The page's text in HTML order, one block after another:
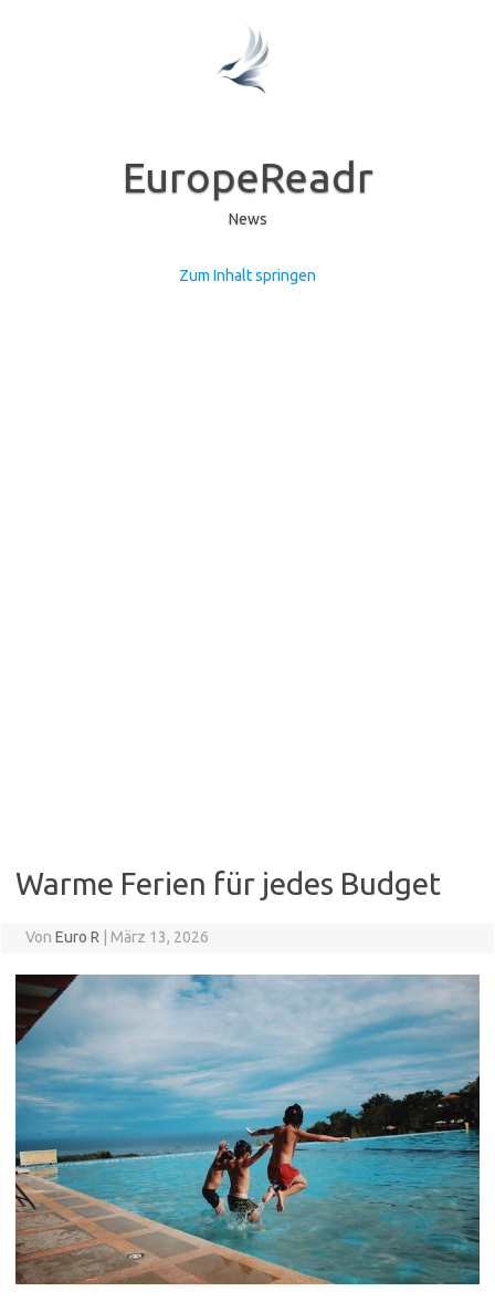
EuropeReadr
News
Zum Inhalt springen
Warme Ferien für jedes Budget
Von Euro R März 13, 2026